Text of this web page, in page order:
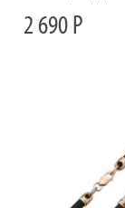
2 690 Р